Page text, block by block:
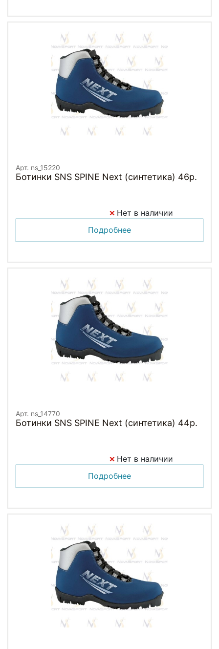
Арт. ns_15220
Ботинки SNS SPINE Next (синтетика) 46р.
Нет в наличии
Подробнее
Арт. ns_14770
Ботинки SNS SPINE Next (синтетика) 44р.
Нет в наличии
Подробнее